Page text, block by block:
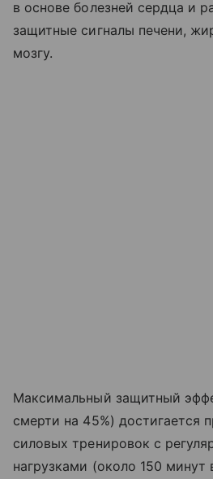
в основе болезней сердца и
защитные сигналы печени,
мозгу.
Максимальный защитный
смерти на 45%) достигается
силовых тренировок с
нагрузками (около 150 минут